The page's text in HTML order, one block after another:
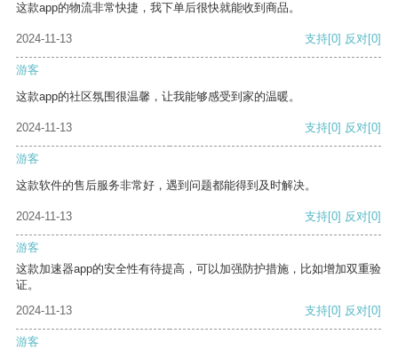
这款app的物流非常快捷，我下单后很快就能收到商品。
2024-11-13 支持[0] 反对[0]
游客
这款app的社区氛围很温馨，让我能够感受到家的温暖。
2024-11-13 支持[0] 反对[0]
游客
这款软件的售后服务非常好，遇到问题都能得到及时解决。
2024-11-13 支持[0] 反对[0]
游客
这款加速器app的安全性有待提高，可以加强防护措施，比如增加双重验
证。
2024-11-13
支持[0] 反对[0]
游客